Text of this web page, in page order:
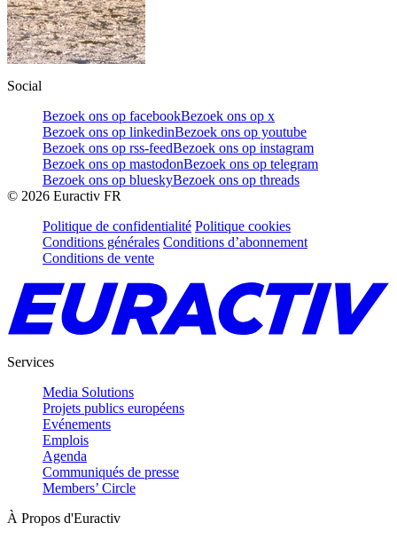
Social
Bezoek ons op facebookBezoek ons op x
Bezoek ons op linkedinBezoek ons op youtube
Bezoek ons op rss-feedBezoek ons op instagram
Bezoek ons op mastodonBezoek ons op telegram
Bezoek ons op blueskyBezoek ons op threads
© 2026 Euractiv FR
Politique de confidentialité Politique cookies
Conditions générales Conditions d’abonnement
Conditions de vente
Services
Media Solutions
Projets publics européens
Evénements
Emplois
Agenda
Communiqués de presse
Members’ Circle
À Propos d'Euractiv